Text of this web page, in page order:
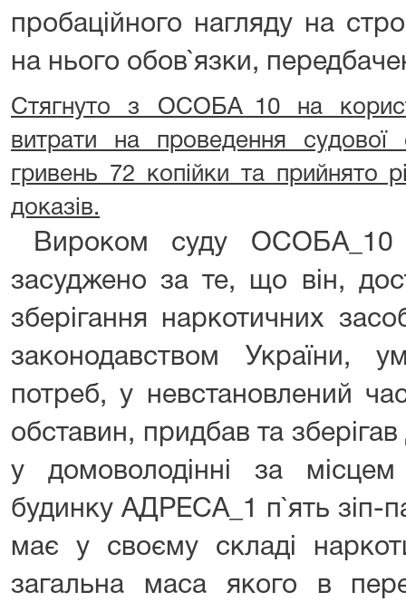
пробаційного нагляду на
на нього обов`язки,
Стягнуто з ОСОБА_10 на
витрати на проведення
гривень 72 копійки та прийнято
доказів.
Вироком суду ОСОБА_10
засуджено за те, що він,
зберігання наркотичних
законодавством України,
потреб, у невстановлений
обставин, придбав та
у домоволодінні за
будинку АДРЕСА_1 п`ять зіп-
має у своєму складі
загальна маса якого в